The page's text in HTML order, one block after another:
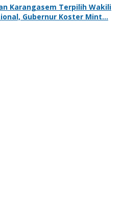
Karangasem Terpilih Wakili
Gubernur Koster Mint…